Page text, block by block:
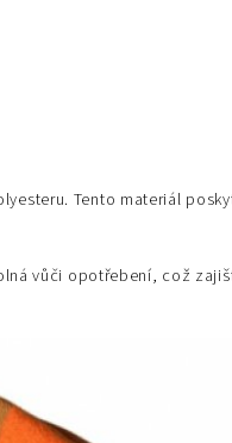
Tento materiál
vůči opotřebení, což